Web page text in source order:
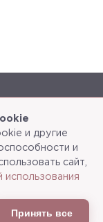
и другие
и
сайт,
использования
Принять все
упаковка